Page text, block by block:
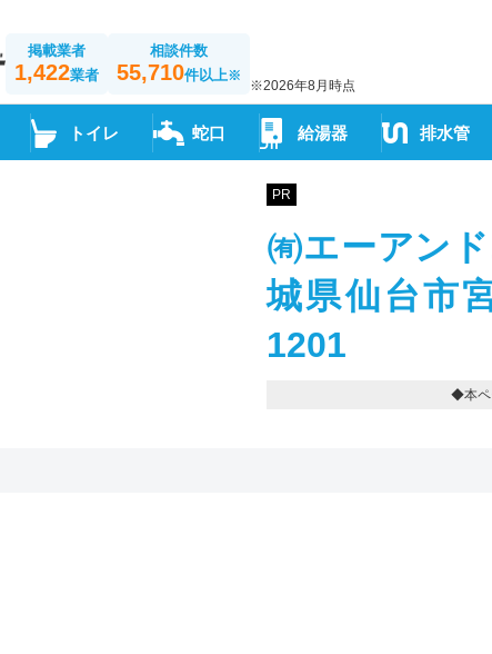
掲載業者
1,422業者
相談件数
55,710件以上※
※2026年8月時点
トイレ 蛇口 給湯器 排水管
PR
㈲エーアン
城県仙台市
1201
◆本ペ